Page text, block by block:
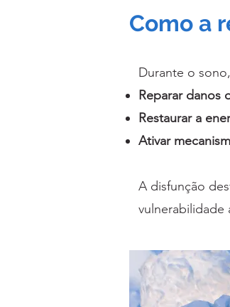
Como a
Durante o
Reparar danos
Restaurar a
Ativar
A disfunção
vulnerabilidade